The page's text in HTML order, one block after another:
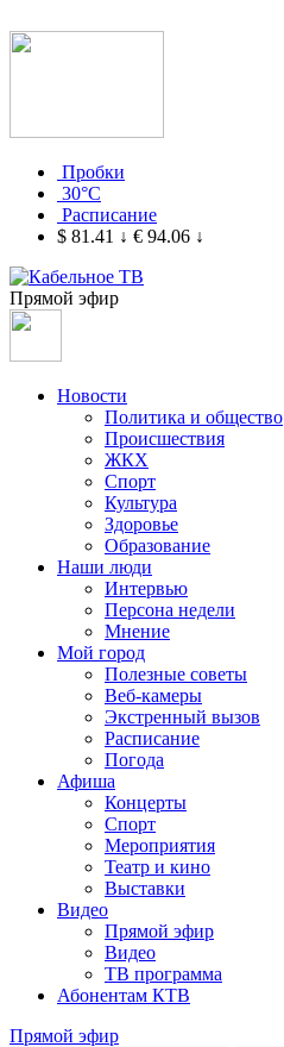
Пробки
30°C
Расписание
$ 81.41 ↓ € 94.06 ↓
Прямой эфир
Новости
Политика и общество
Происшествия
ЖКХ
Спорт
Культура
Здоровье
Образование
Наши люди
Интервью
Персона недели
Мнение
Мой город
Полезные советы
Веб-камеры
Экстренный вызов
Расписание
Погода
Афиша
Концерты
Спорт
Мероприятия
Театр и кино
Выставки
Видео
Прямой эфир
Видео
ТВ программа
Абонентам КТВ
Прямой эфир